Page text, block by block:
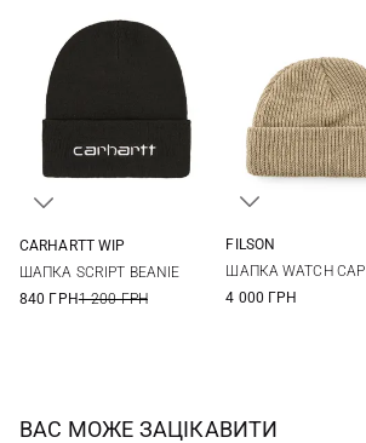
CARHARTT WIP
ШАПКА SCRIPT BEANIE
840 ГРН1 200 ГРН
FILSON
ШАПКА WATCH CAP
4 000 ГРН
ВАС МОЖЕ ЗАЦІКАВИТИ